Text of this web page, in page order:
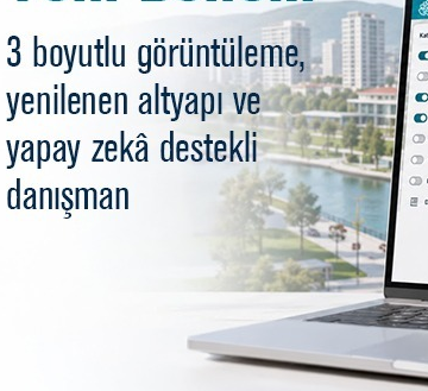
yaşadı.
Nilüfer’in tüm mahallelerindeki
çalışmaları, geri dönüşüm